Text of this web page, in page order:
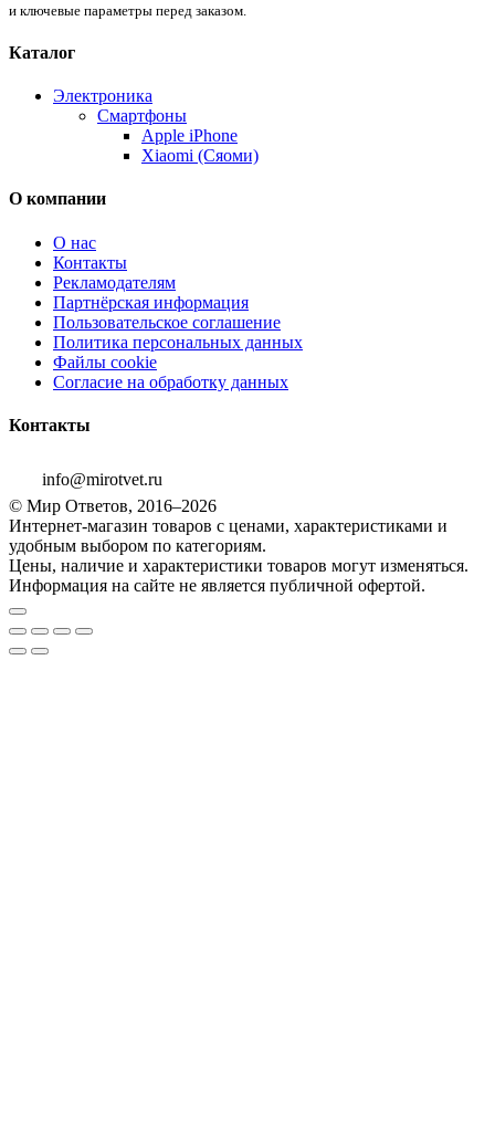
и ключевые параметры перед заказом.
Каталог
Электроника
Смартфоны
Apple iPhone
Xiaomi (Сяоми)
О компании
О нас
Контакты
Рекламодателям
Партнёрская информация
Пользовательское соглашение
Политика персональных данных
Файлы cookie
Согласие на обработку данных
Контакты
info@mirotvet.ru
© Мир Ответов, 2016–2026
Интернет-магазин товаров с ценами, характеристиками и
удобным выбором по категориям.
Цены, наличие и характеристики товаров могут изменяться.
Информация на сайте не является публичной офертой.